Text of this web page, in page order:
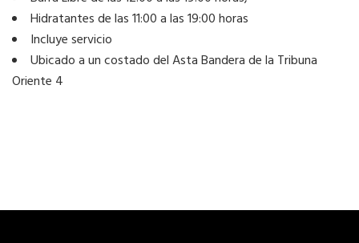
Hidratantes de las 11:00 a las 19:00 horas
Incluye servicio
Ubicado a un costado del Asta Bandera de la Tribuna
Oriente 4